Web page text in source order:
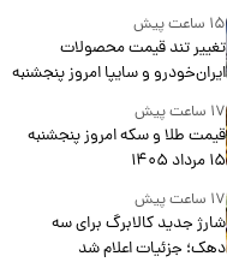
۱۵ ساعت پیش
تغییر تند قیمت محصولات
ایران‌خودرو و سایپا امروز پنجشنبه
۱۵ مرداد ۱۴۰۵ +جدول
۱۷ ساعت پیش
قیمت طلا و سکه امروز پنجشنبه
۱۵ مرداد ۱۴۰۵
۱۷ ساعت پیش
شارژ جدید کالابرگ برای سه
دهک؛ جزئیات اعلام شد